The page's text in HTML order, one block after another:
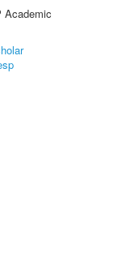
Academic